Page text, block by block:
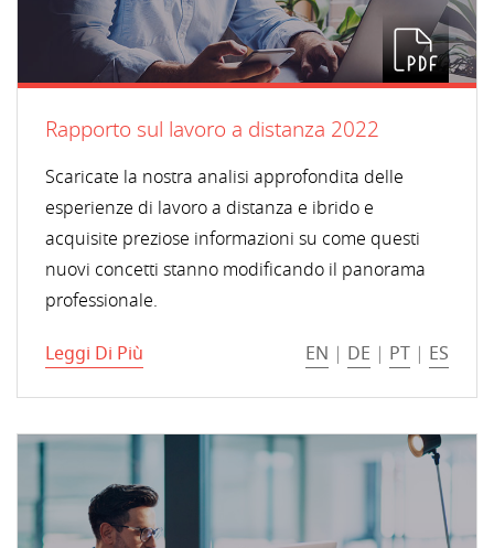
Rapporto sul lavoro a distanza 2022
Scaricate la nostra analisi approfondita delle
esperienze di lavoro a distanza e ibrido e
acquisite preziose informazioni su come questi
nuovi concetti stanno modificando il panorama
professionale.
Leggi Di Più
EN | DE | PT | ES